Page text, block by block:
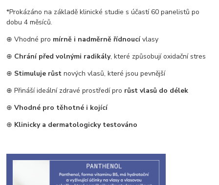
*Prokázáno na základě klinické studie s účastí 60 panelistů po
dobu 4 měsíců.
⊕ Vhodné pro mírně i nadměrně řídnoucívlasy
⊕ Chrání před volnými radikály, které způsobují oxidační stres
⊕ Stimuluje růst nových vlasů, které jsou pevnější
⊕ Přináší ideální zdravé prostředí pro růst vlasů do délek
⊕Vhodné pro těhotné i kojící
⊕ Klinicky a dermatologicky testováno